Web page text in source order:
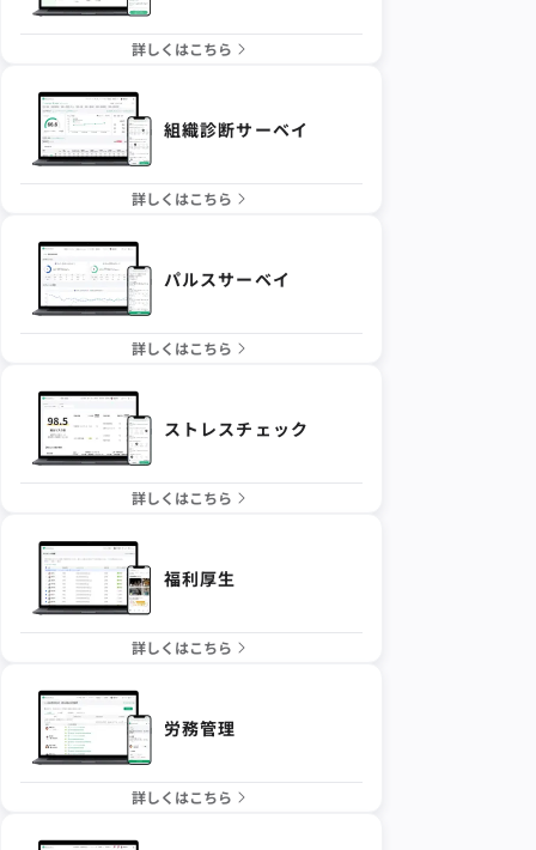
詳しくはこちら
組織診断サーベイ
詳しくはこちら
パルスサーベイ
詳しくはこちら
ストレスチェック
詳しくはこちら
福利厚生
詳しくはこちら
労務管理
詳しくはこちら